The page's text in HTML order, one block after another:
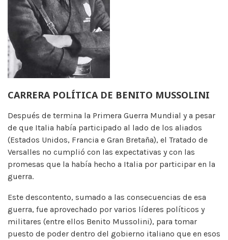
CARRERA POLÍTICA DE BENITO MUSSOLINI
Después de termina la Primera Guerra Mundial y a pesar
de que Italia había participado al lado de los aliados
(Estados Unidos, Francia e Gran Bretaña), el Tratado de
Versalles no cumplió con las expectativas y con las
promesas que la había hecho a Italia por participar en la
guerra.
Este descontento, sumado a las consecuencias de esa
guerra, fue aprovechado por varios líderes políticos y
militares (entre ellos Benito Mussolini), para tomar
puesto de poder dentro del gobierno italiano que en esos